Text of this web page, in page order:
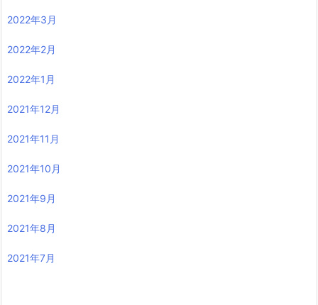
2022年3月
2022年2月
2022年1月
2021年12月
2021年11月
2021年10月
2021年9月
2021年8月
2021年7月